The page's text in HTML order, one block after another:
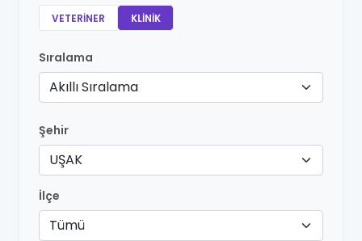
VETERINER KLINIK
Sıralama
Akıllı Sıralama
Şehir
UŞAK
İlçe
Tümü